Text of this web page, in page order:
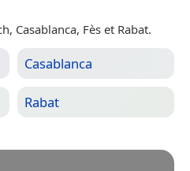
Casablanca, Fès et Rabat.
Casablanca
Rabat